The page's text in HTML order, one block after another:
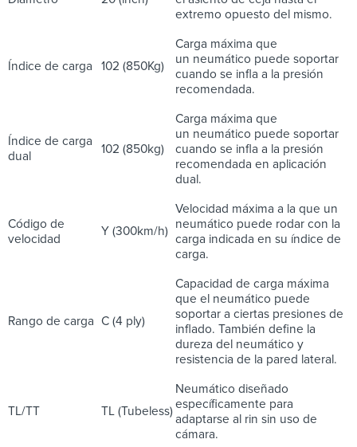
extremo opuesto del mismo.
Índice de carga 102 (850Kg)
Carga máxima que
un neumático puede soportar
cuando se infla a la presión
recomendada.
Índice de carga
dual
102 (850kg)
Carga máxima que
un neumático puede soportar
cuando se infla a la presión
recomendada en aplicación
dual.
Código de
velocidad
Y (300km/h)
Velocidad máxima a la que un
neumático puede rodar con la
carga indicada en su índice de
carga.
Rango de carga C (4 ply)
Capacidad de carga máxima
que el neumático puede
soportar a ciertas presiones de
inflado. También define la
dureza del neumático y
resistencia de la pared lateral.
TL/TT TL (Tubeless)
Neumático diseñado
específicamente para
adaptarse al rin sin uso de
cámara.